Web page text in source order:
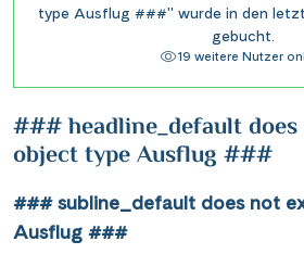
### headline_default
object type Ausflug ###
### subline_default does not
Ausflug ###
type Ausflug ###" wurde in den
gebucht.
19 weitere Nutzer